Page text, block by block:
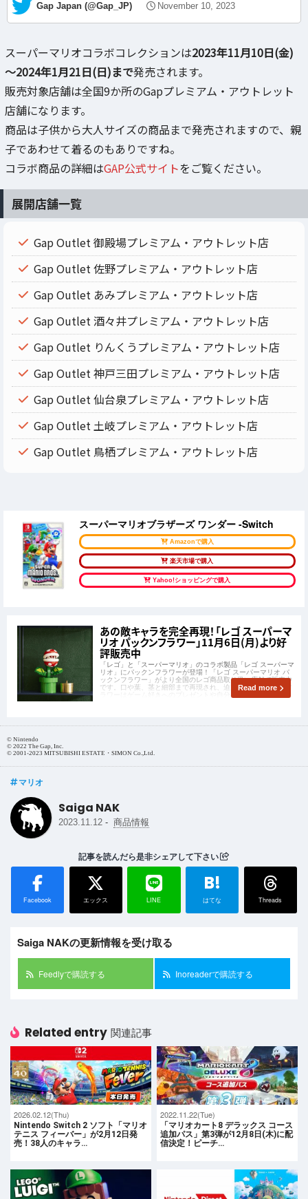
— Gap Japan (@Gap_JP) November 10, 2023
スーパーマリオコラボコレクションは2023年11月10日(金)
～2024年1月21日(日)まで発売されます。
販売対象店舗は全国9か所のGapプレミアム・アウトレット
店舗になります。
商品は子供から大人サイズの商品まで発売されますので、親
子であわせて着るのもありですね。
コラボ商品の詳細はGAP公式サイトをご覧ください。
展開店舗一覧
Gap Outlet 御殿場プレミアム・アウトレット店
Gap Outlet 佐野プレミアム・アウトレット店
Gap Outlet あみプレミアム・アウトレット店
Gap Outlet 酒々井プレミアム・アウトレット店
Gap Outlet りんくうプレミアム・アウトレット店
Gap Outlet 神戸三田プレミアム・アウトレット店
Gap Outlet 仙台泉プレミアム・アウトレット店
Gap Outlet 土岐プレミアム・アウトレット店
Gap Outlet 鳥栖プレミアム・アウトレット店
スーパーマリオブラザーズ ワンダー -Switch
Amazonで購入
楽天市場で購入
Yahoo!ショッピングで購入
あの敵キャラを完全再現！「レゴ スーパーマ
リオ パックンフラワー」11月6日(月)より好
評販売中
「レゴ」と「スーパーマリオ」のコラボ製品「レゴ スーパーマ
リオ」にパックンフラワーが登場！「レゴ スーパーマリオ パ
ックンフラワー」がより全国のレゴ商品取り扱い店舗で販売中
です。口や葉、茎と細部まで再現され、迫力満点のパックンフ
ラワーはゲーム好きへのプレゼントや自分へのご褒美にピッタ
Read more
© Nintendo
© 2022 The Gap, Inc.
© 2001-2023 MITSUBISHI ESTATE・SIMON Co.,Ltd.
マリオ
Saiga NAK
2023.11.12 - 商品情報
記事を読んだら是非シェアして下さい
Facebook エックス LINE
B!
はてな Threads
Saiga NAKの更新情報を受け取る
Feedlyで購読する Inoreaderで購読する
Related entry 関連記事
2026.02.12(Thu)
Nintendo Switch 2 ソフト「マリオ
テニス フィーバー」が2月12日発
売！38人のキャラ…
2022.11.22(Tue)
「マリオカート8 デラックス コース
追加パス」第3弾が12月8日(木)に配
信決定！ピーチ…